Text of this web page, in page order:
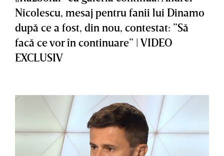
Nicolescu, mesaj pentru fanii lui Dinamo
după ce a fost, din nou, contestat: ”Să
facă ce vor în continuare” | VIDEO
EXCLUSIV